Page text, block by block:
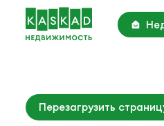
Академия
Парк
Киевское шоссе,
Перезагрузить